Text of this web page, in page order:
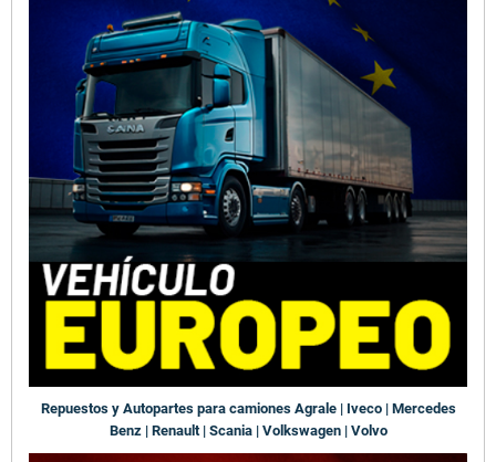
Repuestos y Autopartes para camiones Agrale | Iveco | Mercedes
Benz | Renault | Scania | Volkswagen | Volvo